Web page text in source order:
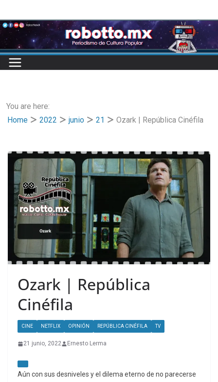
to
content
You are here:
Home
2022 junio 21 Ozark | República Cinéfila
Ozark | República
Cinéfila
CINE NETFLIX OPINIÓN REPÚBLICA CINÉFILA TV
21 junio, 2022 Ernesto Lerma
Aún con sus desniveles y el dilema eterno de no parecerse